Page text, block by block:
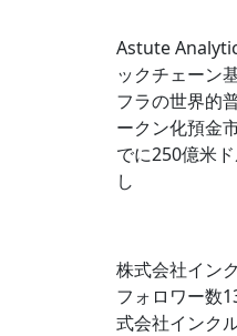
Astute
ックチェーン
フラの世界的
ークン化預金
でに250億米
し
株式会社イン
フォロワー数
式会社インク